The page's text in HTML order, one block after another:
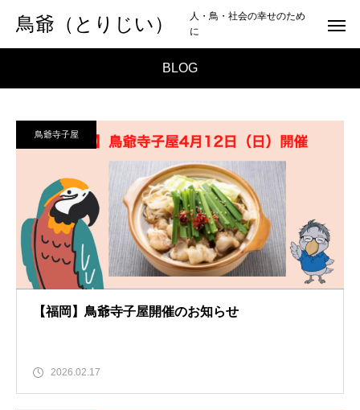
鳥爺（とりじい）
人・鳥・社会の幸せのため
に
BLOG
鳥爺寺子屋
【福岡】鳥爺寺子屋開催のお知らせ
2026.02.17